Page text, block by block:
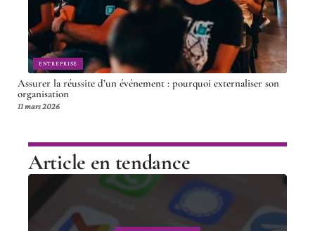
ENTREPRISE
Assurer la réussite d’un événement : pourquoi externaliser son
organisation
11 mars 2026
Article en tendance